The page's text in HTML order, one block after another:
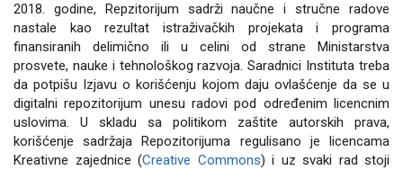
2018. godine, Repzitorijum sadrži naučne i stručne radove
nastale kao rezultat istraživačkih projekata i programa
finansiranih delimično ili u celini od strane Ministarstva
prosvete, nauke i tehnološkog razvoja. Saradnici Instituta treba
da potpišu Izjavu o korišćenju kojom daju ovlašćenje da se u
digitalni repozitorijum unesu radovi pod određenim licencnim
uslovima. U skladu sa politikom zaštite autorskih prava,
korišćenje sadržaja Repozitorijuma regulisano je licencama
Kreativne zajednice (Creative Commons) i uz svaki rad stoji